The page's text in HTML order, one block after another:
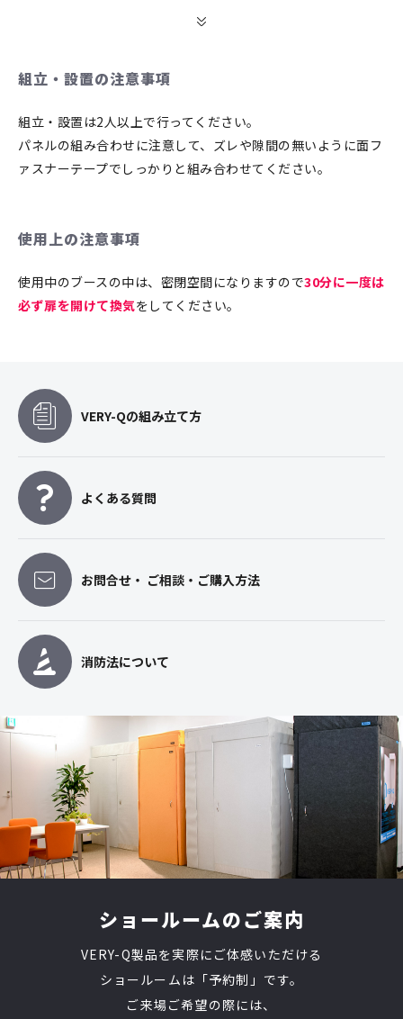
組立・設置の注意事項
組立・設置は2人以上で行ってください。
パネルの組み合わせに注意して、ズレや隙間の無いように面フ
ァスナーテープでしっかりと組み合わせてください。
使用上の注意事項
使用中のブースの中は、密閉空間になりますので30分に一度は
必ず扉を開けて換気をしてください。
VERY-Qの組み立て方
よくある質問
お問合せ・ ご相談・ご購入方法
消防法について
ショールームのご案内
VERY-Q製品を実際にご体感いただける
ショールームは「予約制」です。
ご来場ご希望の際には、